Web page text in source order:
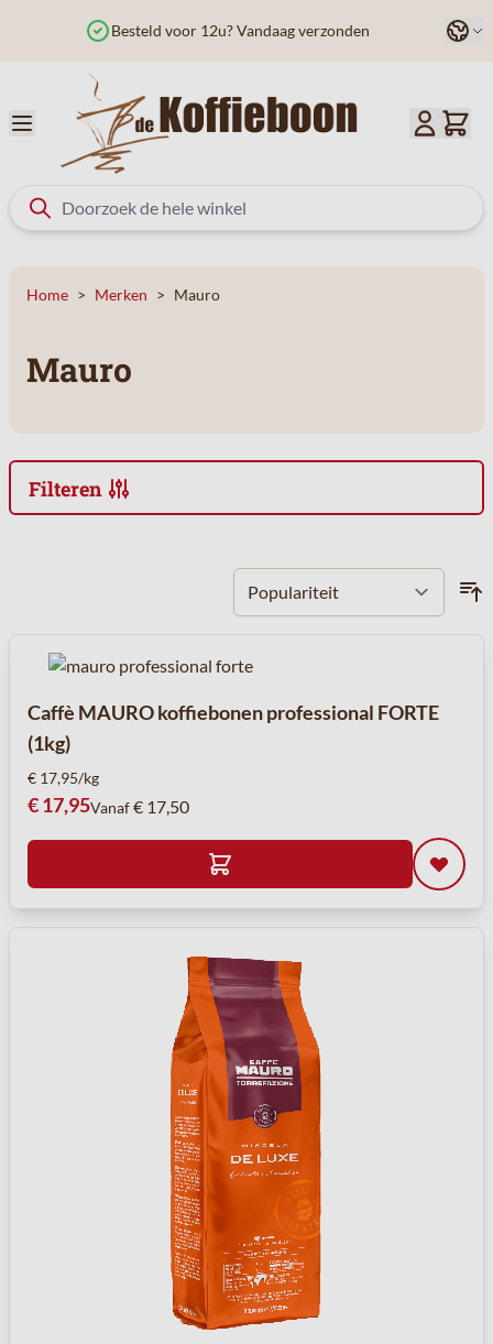
Besteld voor 12u? Vandaag verzonden Taal
Home > Merken > Mauro
Mauro
Filteren
Caffè MAURO koffiebonen professional FORTE
(1kg)
€ 17,95/kg
€ 17,95Vanaf€ 17,50